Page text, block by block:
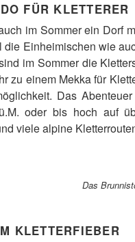
FÜR KLETTERER
im Sommer ein Dorf
Einheimischen wie
im Sommer die
zu einem Mekka für
Das
oder bis hoch auf
viele alpine
Das
KLETTERFIEBER